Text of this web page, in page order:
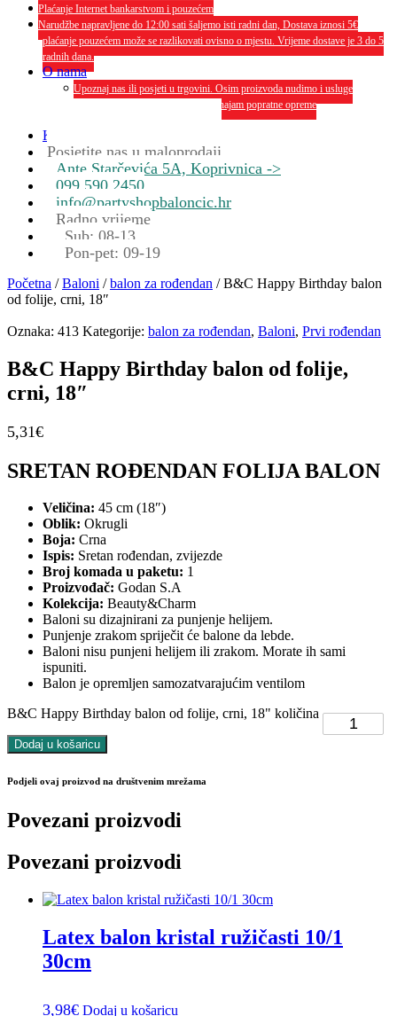
Plaćanje Internet bankarstvom i pouzećem
Narudžbe napravljene do 12:00 sati šaljemo isti radni dan, Dostava iznosi 5€
plaćanje pouzećem može se razlikovati ovisno o mjestu. Vrijeme dostave je 3 do 5
radnih dana.
O nama
Upoznaj nas ili posjeti u trgovini. Osim proizvoda nudimo i usluge
dekoriranja interijera i eksterija te najam popratne opreme
Kontakt
Posjetite nas u maloprodaji
Ante Starčevića 5A, Koprivnica ->
099 590 2450
info@partyshopbaloncic.hr
Radno vrijeme
Sub: 08-13
Pon-pet: 09-19
Početna /Baloni /balon za rođendan / B&C Happy Birthday balon
od folije, crni, 18″
Oznaka: 413 Kategorije: balon za rođendan, Baloni, Prvi rođendan
B&C Happy Birthday balon od folije,
crni, 18″
5,31€
SRETAN ROĐENDAN FOLIJA BALON
Veličina: 45 cm (18″)
Oblik: Okrugli
Boja: Crna
Ispis: Sretan rođendan, zvijezde
Broj komada u paketu: 1
Proizvođač: Godan S.A
Kolekcija: Beauty&Charm
Baloni su dizajnirani za punjenje helijem.
Punjenje zrakom spriječit će balone da lebde.
Baloni nisu punjeni helijem ili zrakom. Morate ih sami
ispuniti.
Balon je opremljen samozatvarajućim ventilom
B&C Happy Birthday balon od folije, crni, 18" količina
Dodaj u košaricu
Podjeli ovaj proizvod na društvenim mrežama
Povezani proizvodi
Povezani proizvodi
Latex balon kristal ružičasti 10/1
30cm
3,98€ Dodaj u košaricu